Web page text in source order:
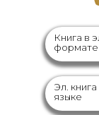
Книга в
формате
Эл.
языке